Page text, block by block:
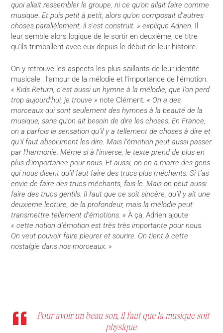
quoi allait ressembler le groupe, ni ce qu’on allait faire comme
musique. Et puis petit à petit, alors qu’on composait d’autres
choses parallèlement, il s’est construit. » explique Adrien.
leur semble alors logique de le sortir en deuxième, ce titre
qu’ils trimballent avec eux depuis le début de leur histoire.
On y retrouve les aspects les plus saillants de leur identité
musicale : l’amour de la mélodie et l’importance de l’émotion.
« Kids Return, c’est aussi un hymne à la mélodie, que l’on perd
trop aujourd’hui, je trouve » note Clément. « On a des
morceaux qui sont seulement des hymnes à la beauté de la
musique, sans qu’on ait besoin de dire les choses. En France,
on a parfois la sensation qu’il y a tellement de choses à dire et
qu’il faut absolument les dire. Mais l’émotion peut aussi passer
par l’harmonie. Même si à l’inverse, le texte prend de plus en
plus d’importance pour nous. Et aussi, on en a marre des gens
qui nous disent qu’il faut faire des trucs plus méchants. Si t’as
envie de faire des trucs méchants, fais-le. Mais on peut aussi
faire des trucs gentils. Il faut que ce soit sincère, qu’il y ait une
deuxième lecture, de la profondeur, mais la mélodie peut
transmettre tellement d’émotions. » À ça, Adrien ajoute
« cette notion d’émotion est très très importante pour nous.
On veut pouvoir faire pleurer et sourire. On tient à cette
nostalgie dans nos morceaux. »
Pour avoir un beau son, il faut que la musique soit
physique.